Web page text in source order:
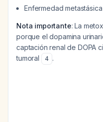
Enfermedad metastásica
Nota importante: La
porque el dopamina
captación renal de DOPA
tumoral
4 .